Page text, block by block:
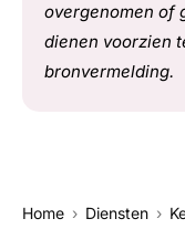
overgenomen of
dienen voorzien
bronvermelding.
Home Diensten